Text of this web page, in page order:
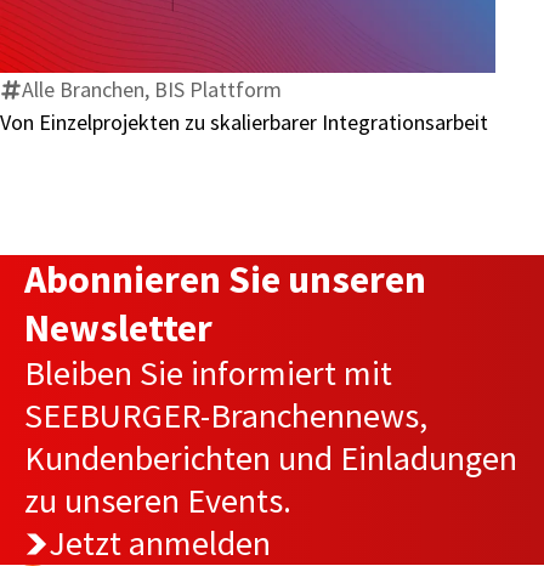
Integrationsarbeit
Alle Branchen, BIS Plattform
Von Einzelprojekten zu skalierbarer Integrationsarbeit
Abonnieren Sie unseren
Newsletter
Bleiben Sie informiert mit
SEEBURGER-Branchennews,
Kundenberichten und Einladungen
zu unseren Events.
Jetzt anmelden